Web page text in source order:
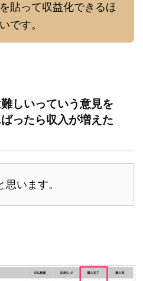
貼って収益化できるほ
です。
しいっていう意見を
ったら収入が増えた
います。